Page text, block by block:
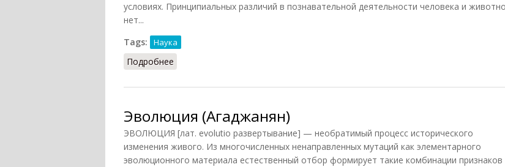
условиях. Принципиальных различий в познавательной деятельности человека и
нет...
Tags:
Наука
Подробнее
Эволюция (Агаджанян)
ЭВОЛЮЦИЯ [лат. evolutio развертывание] — необратимый процесс исторического
изменения живого. Из многочисленных ненаправленных мутаций как элементарного
эволюционного материала естественный отбор формирует такие комбинации признаков